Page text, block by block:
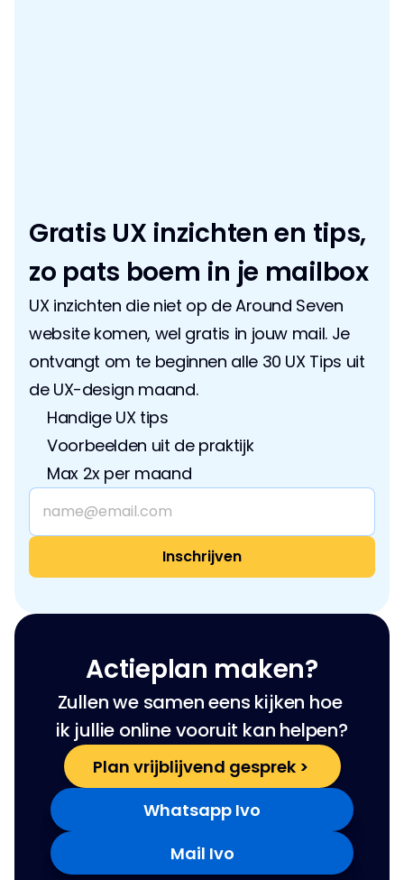
Gratis UX inzichten en tips,
zo pats boem in je mailbox
UX inzichten die niet op de Around Seven
website komen, wel gratis in jouw mail. Je
ontvangt om te beginnen alle 30 UX Tips uit
de UX-design maand.
Handige UX tips
Voorbeelden uit de praktijk
Max 2x per maand
Actieplan maken?
Zullen we samen eens kijken hoe
ik jullie online vooruit kan helpen?
Plan vrijblijvend gesprek >
Whatsapp Ivo
Mail Ivo